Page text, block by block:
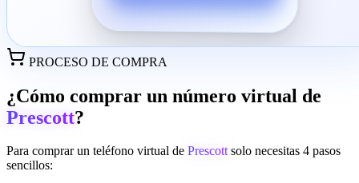
PROCESO DE COMPRA
¿Cómo comprar un número virtual de
Prescott?
Para comprar un teléfono virtual de Prescott solo necesitas 4 pasos
sencillos: